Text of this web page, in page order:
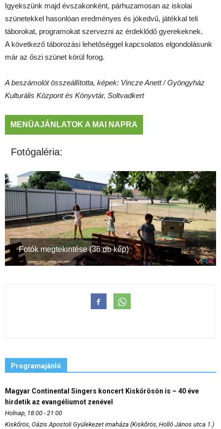
Igyekszünk majd évszakonként, párhuzamosan az iskolai
szünetekkel hasonlóan eredményes és jókedvű, játékkal teli
táborokat, programokat szervezni az érdeklődő gyerekeknek.
A következő táborozási lehetőséggel kapcsolatos elgondolásunk
már az őszi szünet körül forog.
A beszámolót összeállította, képek: Vincze Anett / Gyöngyház
Kulturális Központ és Könyvtár, Soltvadkert
MENÜAJÁNLATOK A MAI NAPRA
Fotógaléria:
Fotók megtekintése (36 db kép)
Programajánló
Magyar Continental Singers koncert Kiskőrösön is – 40 éve
hirdetik az evangéliumot zenével
Holnap, 18:00 - 21:00
Kiskőrös, Oázis Apostoli Gyülekezet imaháza (Kiskőrös, Holló János utca 1.)